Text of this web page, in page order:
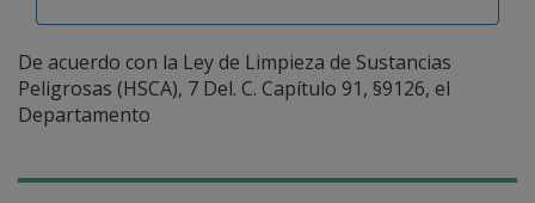
De acuerdo con la Ley de Limpieza de Sustancias
Peligrosas (HSCA), 7 Del. C. Capítulo 91, §9126, el
Departamento